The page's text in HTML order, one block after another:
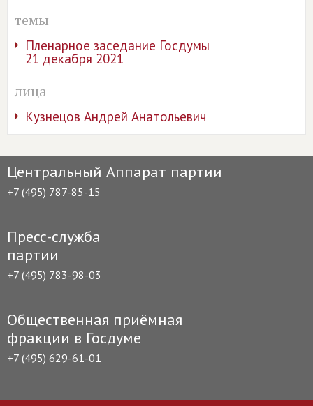
темы
Пленарное заседание Госдумы
21 декабря 2021
лица
Кузнецов Андрей Анатольевич
Центральный Аппарат партии
+7 (495) 787-85-15
Пресс-служба
партии
+7 (495) 783-98-03
Общественная приёмная
фракции в Госдуме
+7 (495) 629-61-01